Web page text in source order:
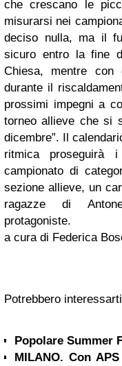
che crescano le
misurarsi nei
deciso nulla, ma il
sicuro entro la fine
Chiesa, mentre con
durante il
prossimi impegni a
torneo allieve che si
dicembre”. Il
ritmica
campionato di
sezione allieve, un
ragazze di
protagoniste.
a cura di Federica
Potrebbero
Popolare Summer
MILANO. Con